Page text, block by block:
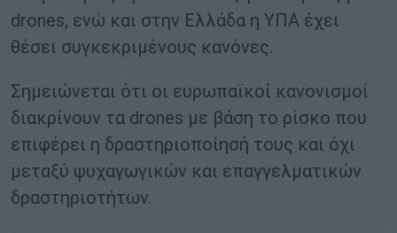
drones, ενώ και στην Ελλάδα η ΥΠΑ έχει
θέσει συγκεκριμένους κανόνες.
Σημειώνεται ότι οι ευρωπαϊκοί κανονισμοί
διακρίνουν τα drones με βάση το ρίσκο που
επιφέρει η δραστηριοποίησή τους και όχι
μεταξύ ψυχαγωγικών και επαγγελματικών
δραστηριοτήτων.